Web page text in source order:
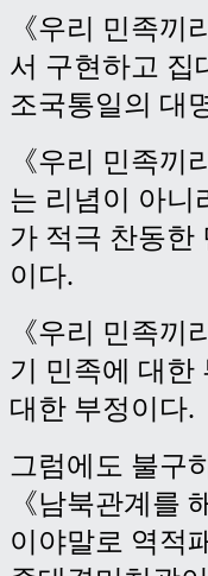
《우리 민족
서 구현하고 집
조국통일의 대
《우리 민족
는 리념이 아니
가 적극 찬동한
이다.
《우리 민족
기 민족에 대한
대한 부정이다.
그럼에도 불구
《남북관계를
이야말로 역적